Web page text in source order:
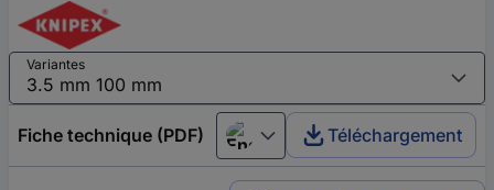
Variantes
Fiche technique (PDF) English Téléchargement